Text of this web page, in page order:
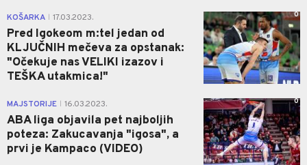
KOŠARKA 17.03.2023.
Pred Igokeom m:tel jedan od
KLJUČNIH mečeva za opstanak:
"Očekuje nas VELIKI izazov i
TEŠKA utakmica!"
0
MAJSTORIJE 16.03.2023.
ABA liga objavila pet najboljih
poteza: Zakucavanja "igosa", a
prvi je Kampaco (VIDEO)
0